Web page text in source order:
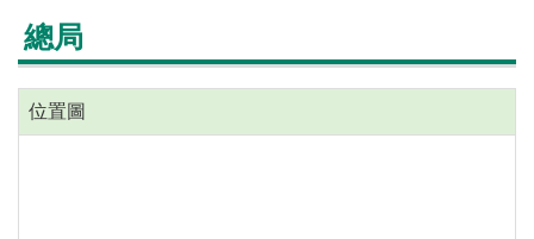
總局
位置圖